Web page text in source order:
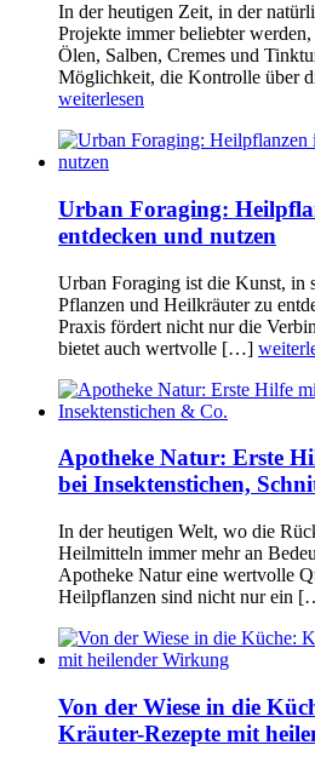
In der heutigen Zeit, in der
Projekte immer beliebter
Ölen, Salben, Cremes und
Möglichkeit, die Kontrolle über
weiterlesen
Urban Foraging:
entdecken und nutzen
Urban Foraging ist die Kunst, in
Pflanzen und Heilkräuter zu
Praxis fördert nicht nur die
bietet auch wertvolle […]
Apotheke Natur: Erste
bei Insektenstichen,
In der heutigen Welt, wo die
Heilmitteln immer mehr an
Apotheke Natur eine wertvolle
Heilpflanzen sind nicht nur ein
Von der Wiese in die
Kräuter-Rezepte mit